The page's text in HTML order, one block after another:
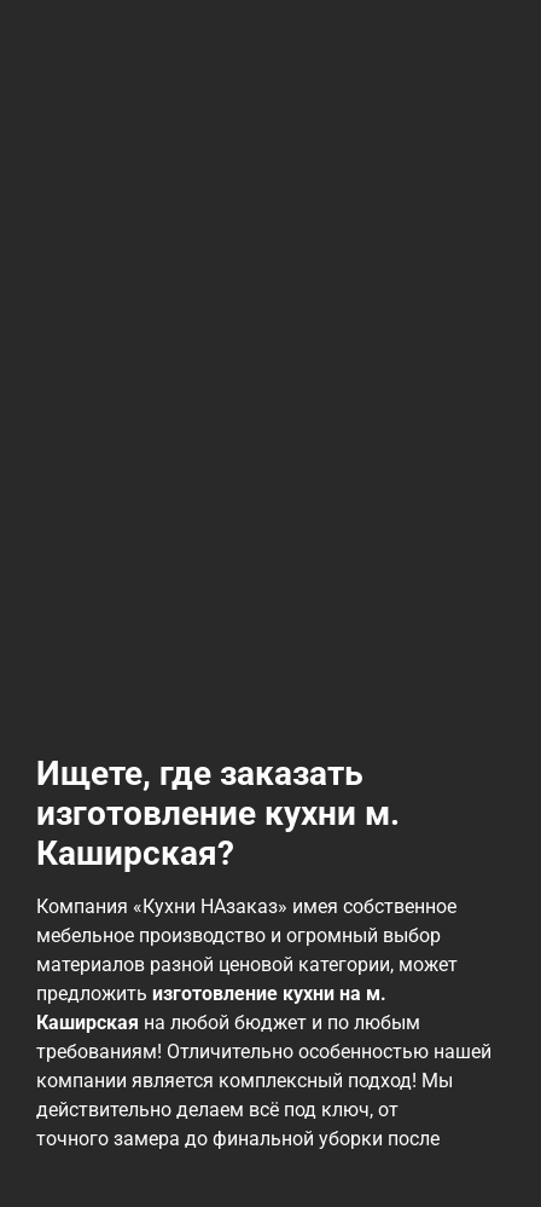
Ищете, где заказать
изготовление кухни м.
Каширская?
Компания «Кухни НАзаказ» имея собственное
мебельное производство и огромный выбор
материалов разной ценовой категории, может
предложить изготовление кухни на м.
Каширская на любой бюджет и по любым
требованиям! Отличительно особенностью нашей
компании является комплексный подход! Мы
действительно делаем всё под ключ, от
точного замера до финальной уборки после